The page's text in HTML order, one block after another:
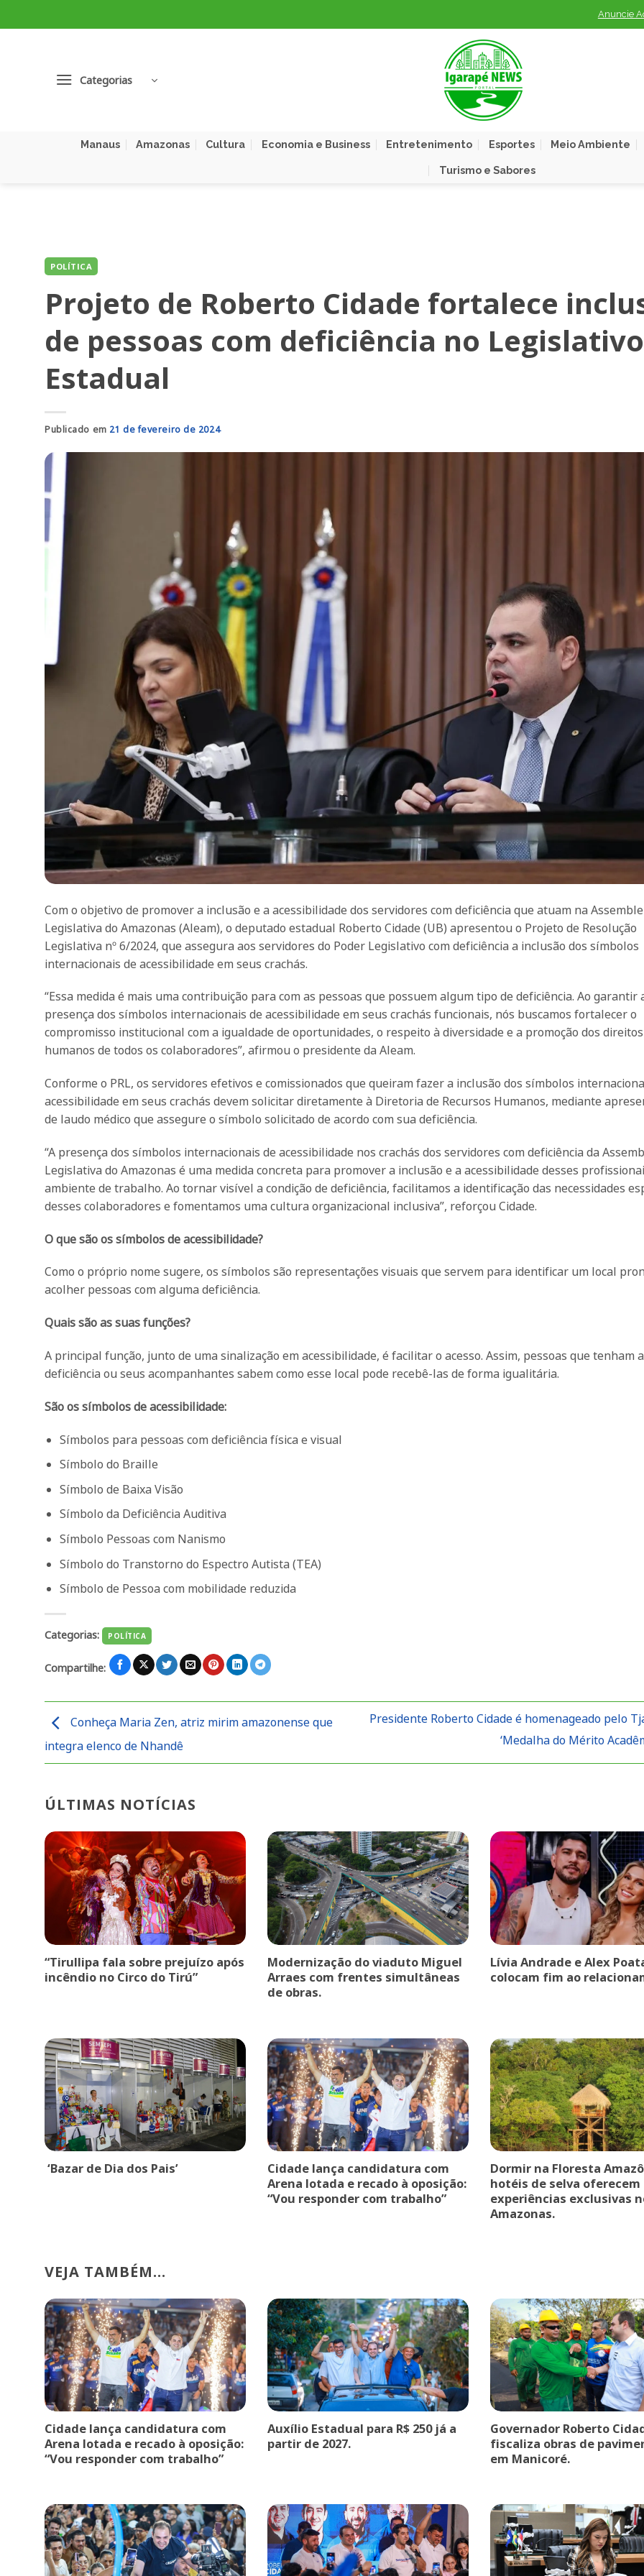
to
Anuncie
Categorias
Manaus Amazonas Cultura Economia e Business Entretenimento Esportes Meio Ambiente
Turismo e Sabores
POLÍTICA
Projeto de Roberto Cidade fortalece
de pessoas com deficiência no Legislativo
Estadual
Publicado em 21 de fevereiro de 2024
Com o objetivo de promover a inclusão e a acessibilidade dos servidores com deficiência que atuam na
Legislativa do Amazonas (Aleam), o deputado estadual Roberto Cidade (UB) apresentou o Projeto de Resolução
Legislativa nº 6/2024, que assegura aos servidores do Poder Legislativo com deficiência a inclusão dos símbolos
internacionais de acessibilidade em seus crachás.
“Essa medida é mais uma contribuição para com as pessoas que possuem algum tipo de deficiência. Ao garantir
presença dos símbolos internacionais de acessibilidade em seus crachás funcionais, nós buscamos fortalecer o
compromisso institucional com a igualdade de oportunidades, o respeito à diversidade e a promoção dos direitos
humanos de todos os colaboradores”, afirmou o presidente da Aleam.
Conforme o PRL, os servidores efetivos e comissionados que queiram fazer a inclusão dos símbolos
acessibilidade em seus crachás devem solicitar diretamente à Diretoria de Recursos Humanos, mediante
de laudo médico que assegure o símbolo solicitado de acordo com sua deficiência.
“A presença dos símbolos internacionais de acessibilidade nos crachás dos servidores com deficiência da
Legislativa do Amazonas é uma medida concreta para promover a inclusão e a acessibilidade desses
ambiente de trabalho. Ao tornar visível a condição de deficiência, facilitamos a identificação das necessidades
desses colaboradores e fomentamos uma cultura organizacional inclusiva”, reforçou Cidade.
O que são os símbolos de acessibilidade?
Como o próprio nome sugere, os símbolos são representações visuais que servem para identificar um local
acolher pessoas com alguma deficiência.
Quais são as suas funções?
A principal função, junto de uma sinalização em acessibilidade, é facilitar o acesso. Assim, pessoas que tenham
deficiência ou seus acompanhantes sabem como esse local pode recebê-las de forma igualitária.
São os símbolos de acessibilidade:
Símbolos para pessoas com deficiência física e visual
Símbolo do Braille
Símbolo de Baixa Visão
Símbolo da Deficiência Auditiva
Símbolo Pessoas com Nanismo
Símbolo do Transtorno do Espectro Autista (TEA)
Símbolo de Pessoa com mobilidade reduzida
Categorias: POLÍTICA
Compartilhe:
Conheça Maria Zen, atriz mirim amazonense que
integra elenco de Nhandê
Presidente Roberto Cidade é homenageado pelo
‘Medalha do Mérito
ÚLTIMAS NOTÍCIAS
“Tirullipa fala sobre prejuízo após
incêndio no Circo do Tirú”
Modernização do viaduto Miguel
Arraes com frentes simultâneas
de obras.
Lívia Andrade e Alex
colocam fim ao
‘Bazar de Dia dos Pais’
Cidade lança candidatura com
Arena lotada e recado à oposição:
“Vou responder com trabalho”
Dormir na Floresta
hotéis de selva oferecem
experiências exclusivas
Amazonas.
VEJA TAMBÉM...
Cidade lança candidatura com
Arena lotada e recado à oposição:
“Vou responder com trabalho”
Auxílio Estadual para R$ 250 já a
partir de 2027.
Governador Roberto
fiscaliza obras de
em Manicoré.